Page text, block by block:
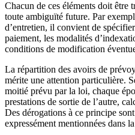
Chacun de ces éléments doit être
toute ambiguïté future. Par
d’entretien, il convient de
paiement, les modalités
conditions de modification
La répartition des avoirs de
mérite une attention particulière.
moitié prévu par la loi, chaque
prestations de sortie de l’autre,
Des dérogations à ce principe
expressément mentionnées dans